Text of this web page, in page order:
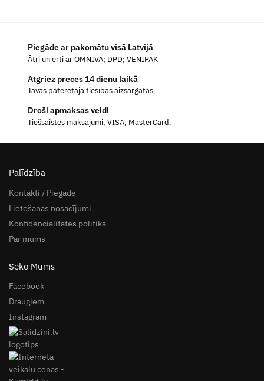
Piegāde ar pakomātu visā Latvijā
Ātri un ērti ar OMNIVA; DPD; VENIPAK
Atgriez preces 14 dienu laikā
Tavas patērētāja tiesības aizsargātas
Droši apmaksas veidi
Tiešsaistes maksājumi, VISA, MasterCard.
Palīdzība
Kontakti / Piegāde
Lietošanas nosacījumi
Konfidencialitātes politika
Par mums
Seko Mums
Facebook
Draugiem
Instagram